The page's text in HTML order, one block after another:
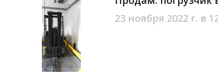
23 ноября 2022 г. в